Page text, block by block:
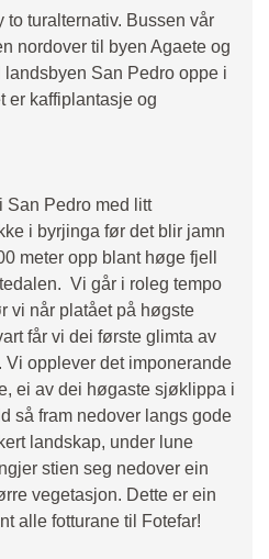
to turalternativ. Bussen vår
nordover til byen Agaete og
San Pedro oppe i
er kaffiplantasje og
San Pedro med litt
i byrjinga før det blir jamn
meter opp blant høge fjell
Vi går i roleg tempo
vi når platået på høgste
får vi dei første glimta av
opplever det imponerande
ei av dei høgaste sjøklippa i
så fram nedover langs gode
landskap, under lune
stien seg nedover ein
vegetasjon. Dette er ein
alle fotturane til Fotefar!